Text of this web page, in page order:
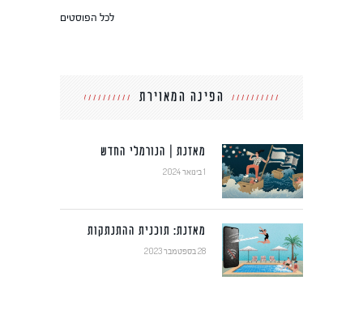
לכל הפוסטים
הפינה המאוירת
מאזנת | הנורמלי החדש
1 בינואר 2024
מאזנת: תוכנית ההתנתקות
28 בספטמבר 2023